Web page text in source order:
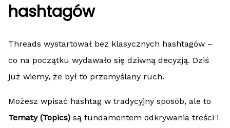
hashtagów
Threads wystartował bez klasycznych hashtagów –
co na początku wydawało się dziwną decyzją. Dziś
już wiemy, że był to przemyślany ruch.
Możesz wpisać hashtag w tradycyjny sposób, ale to
Tematy (Topics) są fundamentem odkrywania treści i